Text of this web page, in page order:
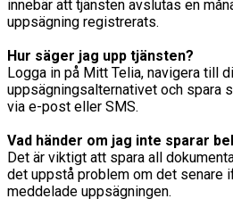
innebär att tjänsten avslutas en
uppsägning registrerats.
Hur säger jag upp tjänsten?
Logga in på Mitt Telia, navigera till
uppsägningsalternativet och spara
via e-post eller SMS.
Vad händer om jag inte sparar
Det är viktigt att spara all
det uppstå problem om det senare
meddelade uppsägningen.